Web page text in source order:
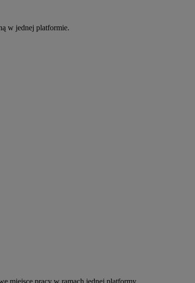
w jednej platformie.
miejsce pracy w ramach jednej platformy.